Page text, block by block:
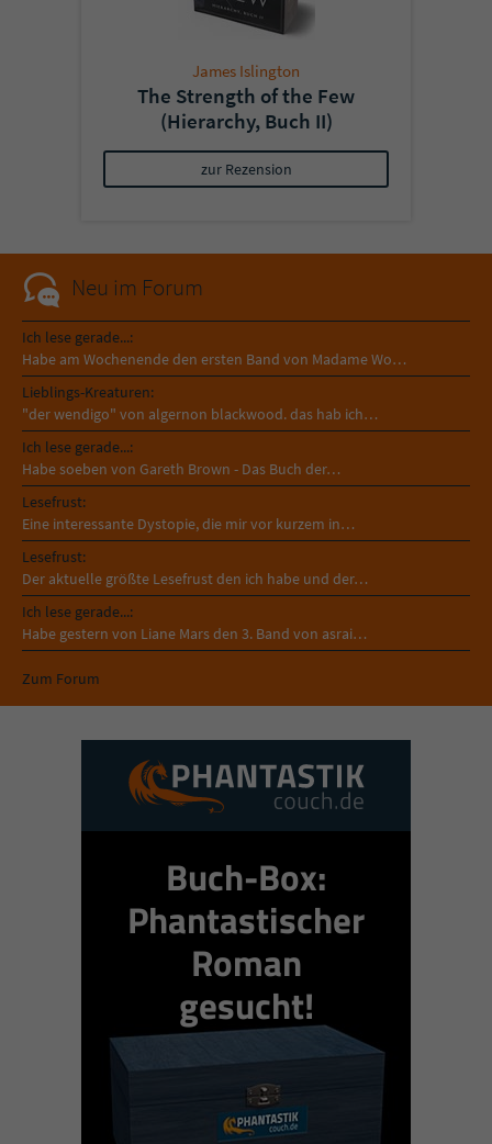
James Islington
The Strength of the Few
(Hierarchy, Buch II)
zur Rezension
Neu im Forum
Ich lese gerade...:
Habe am Wochenende den ersten Band von Madame Wo…
Lieblings-Kreaturen:
"der wendigo" von algernon blackwood. das hab ich…
Ich lese gerade...:
Habe soeben von Gareth Brown - Das Buch der…
Lesefrust:
Eine interessante Dystopie, die mir vor kurzem in…
Lesefrust:
Der aktuelle größte Lesefrust den ich habe und der…
Ich lese gerade...:
Habe gestern von Liane Mars den 3. Band von asrai…
Zum Forum
Buch-Box:
Phantastischer
Roman
gesucht!